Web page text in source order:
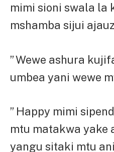
mimi sioni swala la
mshamba sijui
” Wewe ashura
umbea yani wewe
” Happy mimi
mtu matakwa yake
yangu sitaki mtu